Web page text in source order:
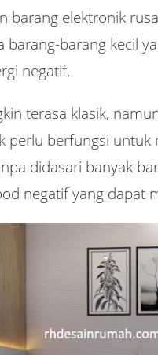
barang elektronik
barang-barang kecil
negatif.
terasa klasik,
perlu berfungsi
didasari banyak
negatif yang dapat